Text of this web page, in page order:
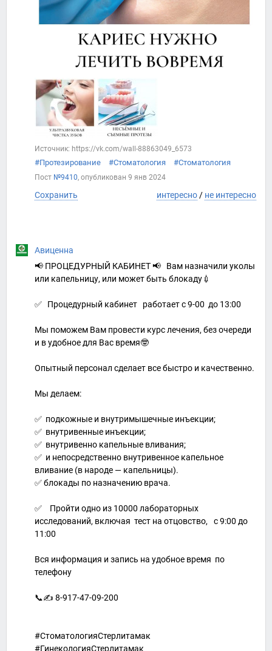
Источник: https://vk.com/wall-88863049_6573
#Протезирование #Стоматология #Стоматология
Пост №9410, опубликован 9 янв 2024
Сохранить интересно / не интересно
Авиценна
📢 ПРОЦЕДУРНЫЙ КАБИНЕТ 📢 Вам назначили уколы
или капельницу, или может быть блокаду💉
✅ Процедурный кабинет работает с 9-00 до 13:00
Мы поможем Вам провести курс лечения, без очереди
и в удобное для Вас время🤓
Опытный персонал сделает все быстро и качественно.
Мы делаем:
✅ подкожные и внутримышечные инъекции;
✅ внутривенные инъекции;
✅ внутривенно капельные вливания;
✅ и непосредственно внутривенное капельное
вливание (в народе — капельницы).
✅ блокады по назначению врача.
✅ ⠀Пройти одно из 10000 лабораторных
исследований, включая тест на отцовство,⠀с 9:00 до
11:00
Вся информация и запись на удобное время по
телефону
📞✍ 8-917-47-09-200
#СтоматологияСтерлитамак
#ГинекологияСтерлитамак